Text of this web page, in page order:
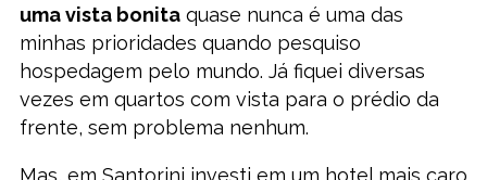
uma vista bonitaquase nunca é uma das
minhas prioridades quando pesquiso
hospedagem pelo mundo. Já fiquei diversas
vezes em quartos com vista para o prédio da
frente, sem problema nenhum.
Mas, em Santorini investi em um hotel mais caro